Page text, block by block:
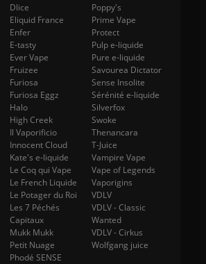
Dlice
Eliquid France
Enfer
E-tasty
Ever Vape
Fruizee
Furiosa
Furiosa Eggz
Halo
High Creek
Il Vaporificio
Innocent Cloud
Kate's e-liquide
Le Coq qui Vape
Le French Liquide
Le Potager du Roi
Les 7 Péchés
Capitaux
Mukk Mukk
Petit Nuage
Phodé SENSE
Poppy's
Prime Vape
Protect
Pulp e-liquide
Pure e-liquide
Savourea Dictator
Sense Insolite
Sérénité e-liquide
Silverfox
Swoke
Thenancara
T-Juice
Vampire Vape
Vape of Legends
Vaporigins
VDLV
VDLV - Classic
Wanted
VDLV - Cirkus
Wolfgang juice